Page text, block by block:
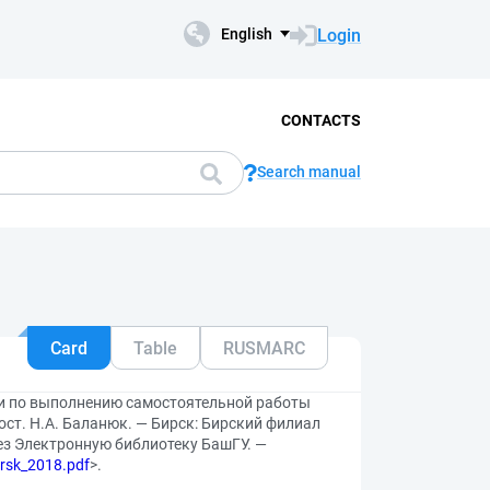
English Login
CONTACTS
Search manual
Card Table RUSMARC
по выполнению самостоятельной работы
Н.А. Баланюк. — Бирск: Бирский филиал
Электронную библиотеку БашГУ. —
>.